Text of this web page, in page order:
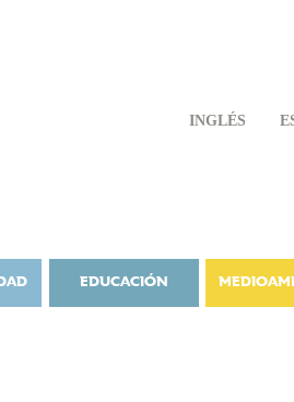
INGLÉS
EDUCACIÓN